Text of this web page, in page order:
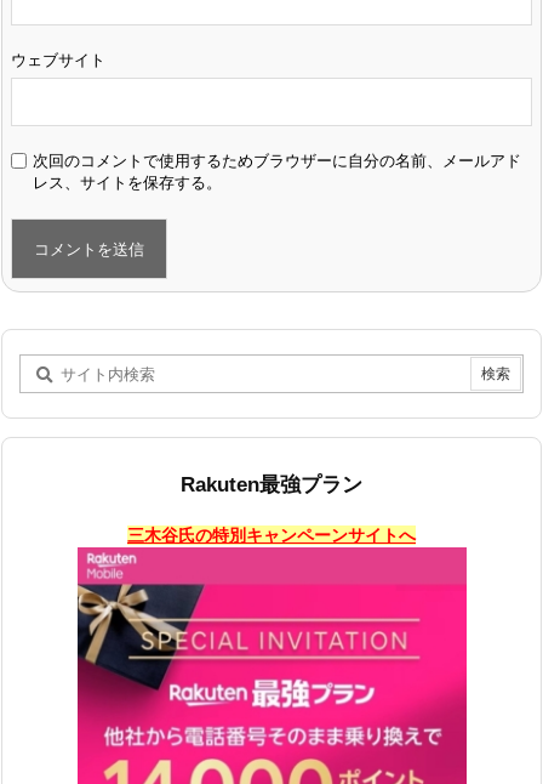
ウェブサイト
次回のコメントで使用するためブラウザーに自分の名前、メールアド
レス、サイトを保存する。
Rakuten最強プラン
三木谷氏の特別キャンペーンサイトへ